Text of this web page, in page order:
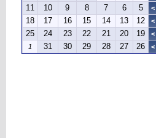
>
5
6
7
8
9
10
11
>
12
13
14
15
16
17
18
>
19
20
21
22
23
24
25
>
26
27
28
29
30
31
1